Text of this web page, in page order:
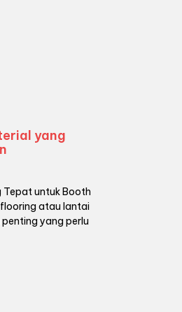
yang
Tepat untuk Booth
atau lantai
yang perlu